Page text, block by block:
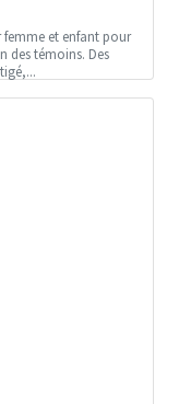
et enfant pour
des témoins. Des